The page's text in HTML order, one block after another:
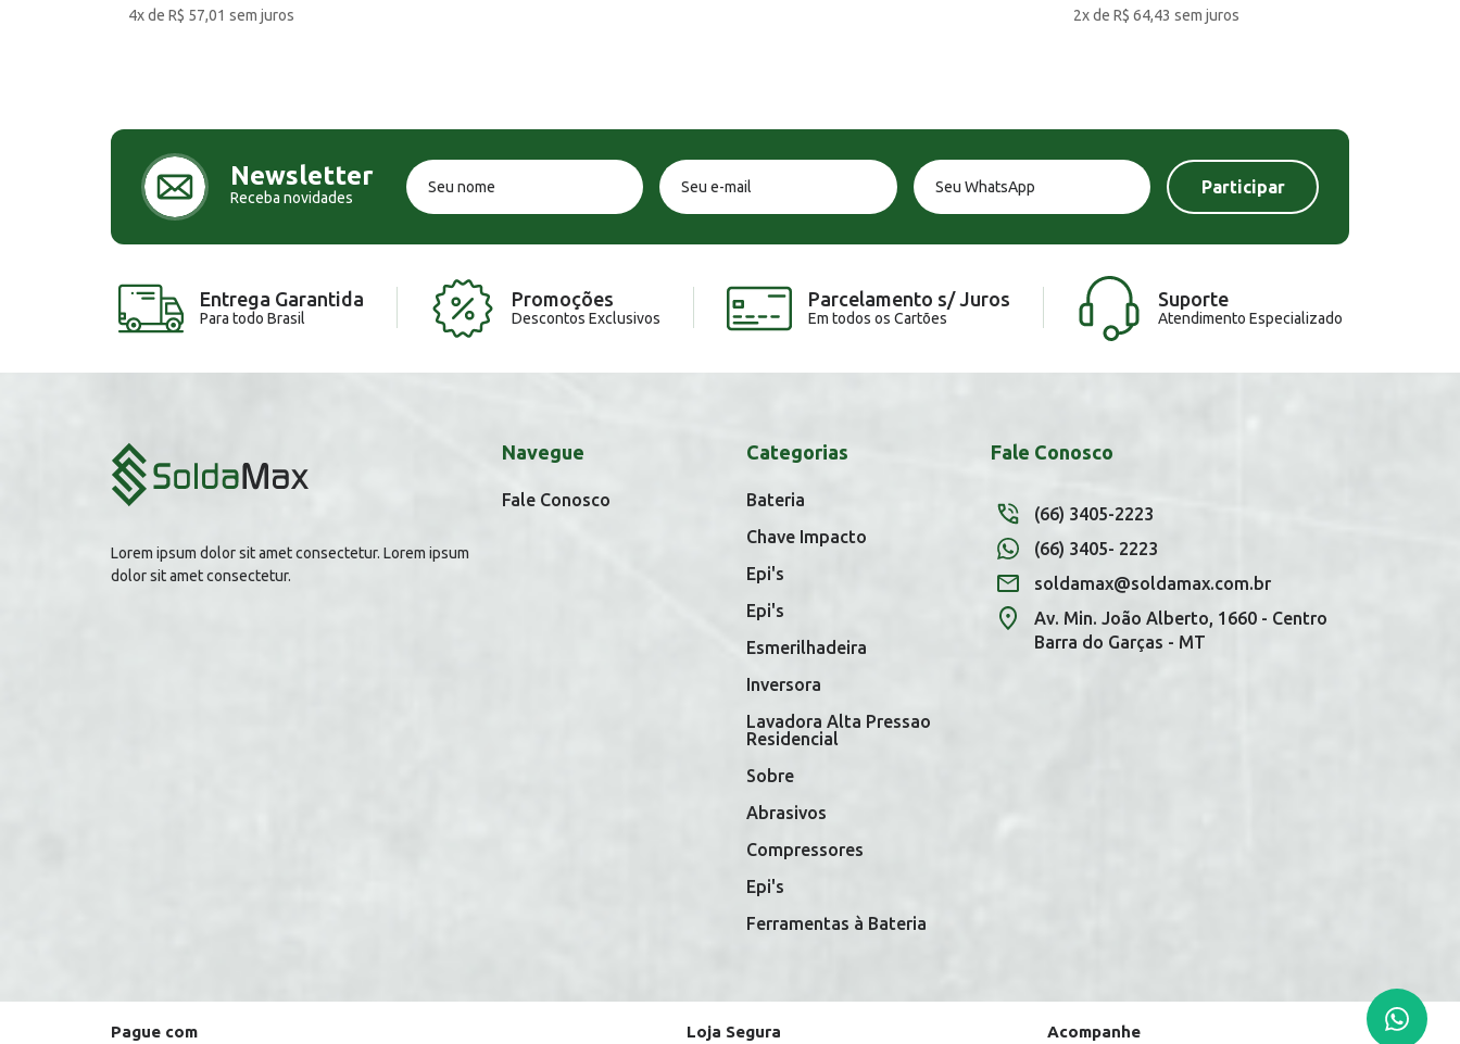
4x de R$ 57,01 sem juros 2x de R$ 64,43 sem juros
Newsletter
Receba novidades
Entrega Garantida
Para todo Brasil
Promoções
Descontos Exclusivos
Parcelamento s/ Juros
Em todos os Cartões
Suporte
Atendimento Especializado
Lorem ipsum dolor sit amet consectetur. Lorem ipsum
dolor sit amet consectetur.
Navegue
Fale Conosco
Categorias
Bateria
Chave Impacto
Epi's
Epi's
Esmerilhadeira
Inversora
Lavadora Alta Pressao
Residencial
Sobre
Abrasivos
Compressores
Epi's
Ferramentas à Bateria
Fale Conosco
(66) 3405-2223
(66) 3405- 2223
soldamax@soldamax.com.br
Av. Min. João Alberto, 1660 - Centro
Barra do Garças - MT
Pague com Loja Segura Acompanhe